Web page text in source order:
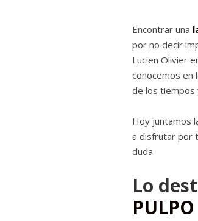
Encontrar una
por no decir
Lucien Olivier
conocemos en
de los tiempos
Hoy juntamos
a disfrutar por
duda.
Lo
PULPO